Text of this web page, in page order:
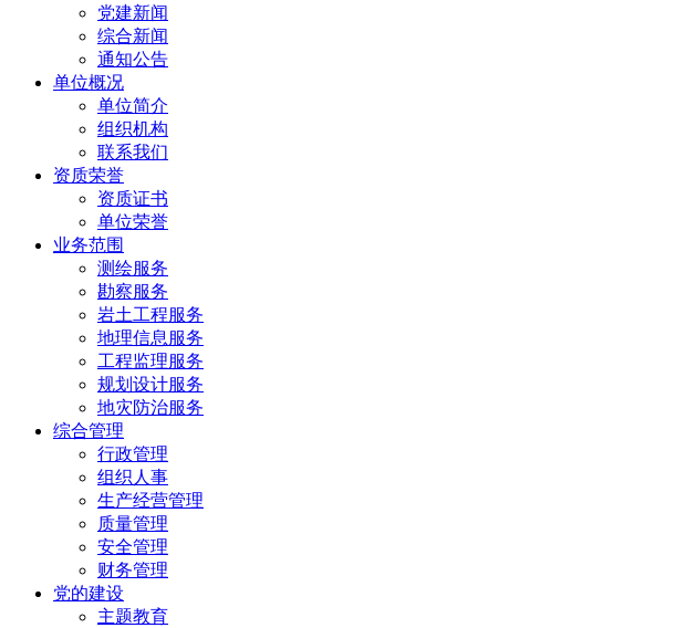
党建新闻
综合新闻
通知公告
单位概况
单位简介
组织机构
联系我们
资质荣誉
资质证书
单位荣誉
业务范围
测绘服务
勘察服务
岩土工程服务
地理信息服务
工程监理服务
规划设计服务
地灾防治服务
综合管理
行政管理
组织人事
生产经营管理
质量管理
安全管理
财务管理
党的建设
主题教育